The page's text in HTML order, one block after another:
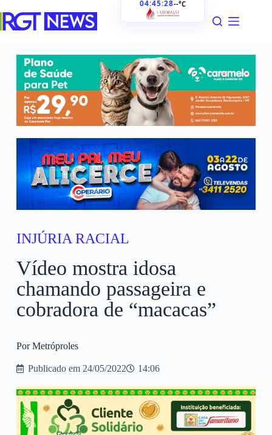
04:45:30--°C
INJÚRIA RACIAL
Vídeo mostra idosa
chamando passageira e
cobradora de “macacas”
Por Metróproles
Publicado em 24/05/2022 14:06